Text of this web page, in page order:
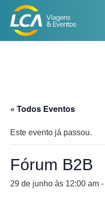
« Todos Eventos
Este evento já passou.
Fórum B2B
29 de junho às 12:00 am -